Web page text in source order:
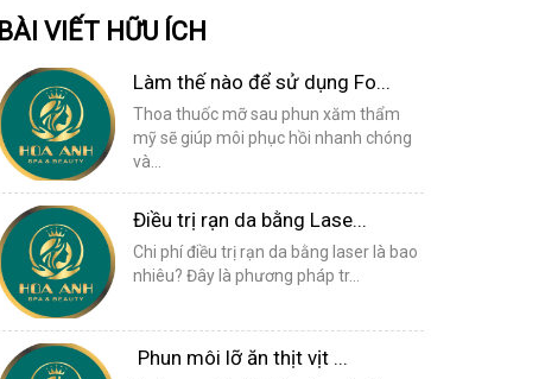
BÀI VIẾT HỮU ÍCH
Làm thế nào để sử dụng Fo...
Thoa thuốc mỡ sau phun xăm thẩm
mỹ sẽ giúp môi phục hồi nhanh chóng
và...
Điều trị rạn da bằng Lase...
Chi phí điều trị rạn da bằng laser là bao
nhiêu? Đây là phương pháp tr...
Phun môi lỡ ăn thịt vịt ...